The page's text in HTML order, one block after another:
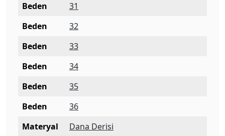
Beden
31
Beden
32
Beden
33
Beden
34
Beden
35
Beden
36
Materyal
Dana Derisi